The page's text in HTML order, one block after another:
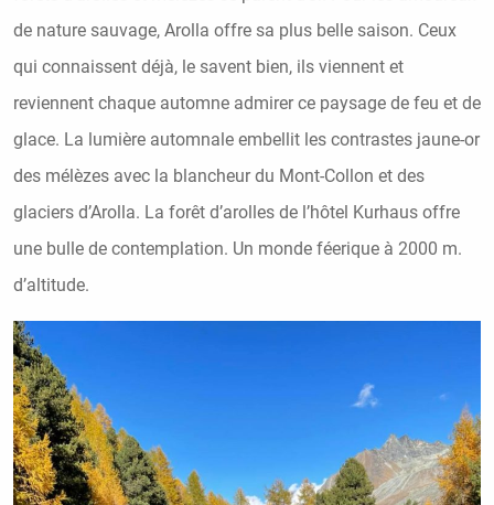
de nature sauvage, Arolla offre sa plus belle saison. Ceux
qui connaissent déjà, le savent bien, ils viennent et
reviennent chaque automne admirer ce paysage de feu et de
glace. La lumière automnale embellit les contrastes jaune-or
des mélèzes avec la blancheur du Mont-Collon et des
glaciers d’Arolla. La forêt d’arolles de l’hôtel Kurhaus offre
une bulle de contemplation. Un monde féerique à 2000 m.
d’altitude.